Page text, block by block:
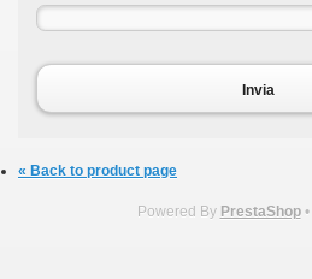
Invia
« Back to product page
Powered By PrestaShop•